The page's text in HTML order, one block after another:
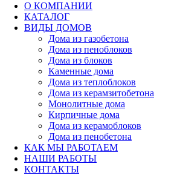
О КОМПАНИИ
КАТАЛОГ
ВИДЫ ДОМОВ
Дома из газобетона
Дома из пеноблоков
Дома из блоков
Каменные дома
Дома из теплоблоков
Дома из керамзитобетона
Монолитные дома
Кирпичные дома
Дома из керамоблоков
Дома из пенобетона
КАК МЫ РАБОТАЕМ
НАШИ РАБОТЫ
КОНТАКТЫ